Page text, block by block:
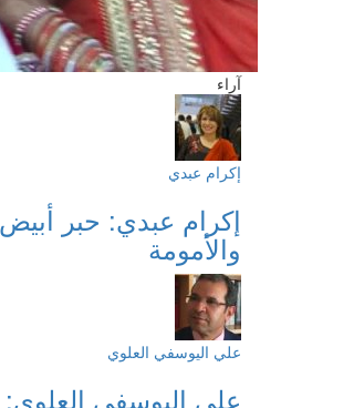
آراء
إكرام عبدي
إكرام عبدي: حبر
والأمومة
علي اليوسفي العلوي
علي اليوسفي العلوي: